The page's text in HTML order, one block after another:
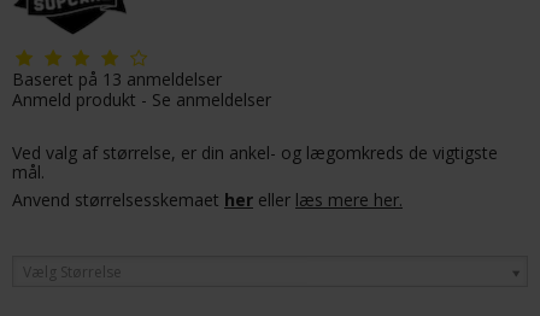
Baseret på 13 anmeldelser
Anmeld produkt - Se anmeldelser
Ved valg af størrelse, er din ankel- og lægomkreds de vigtigste
mål.
Anvend størrelsesskemaet her eller læs mere her.
Vælg Størrelse